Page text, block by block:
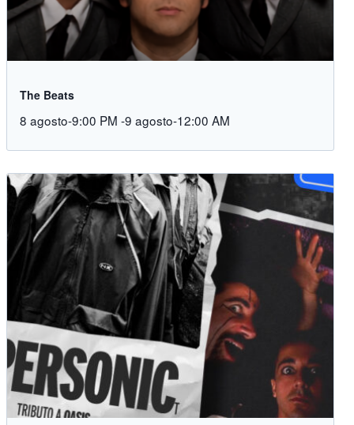
The Beats
8 agosto-9:00 PM -9 agosto-12:00 AM